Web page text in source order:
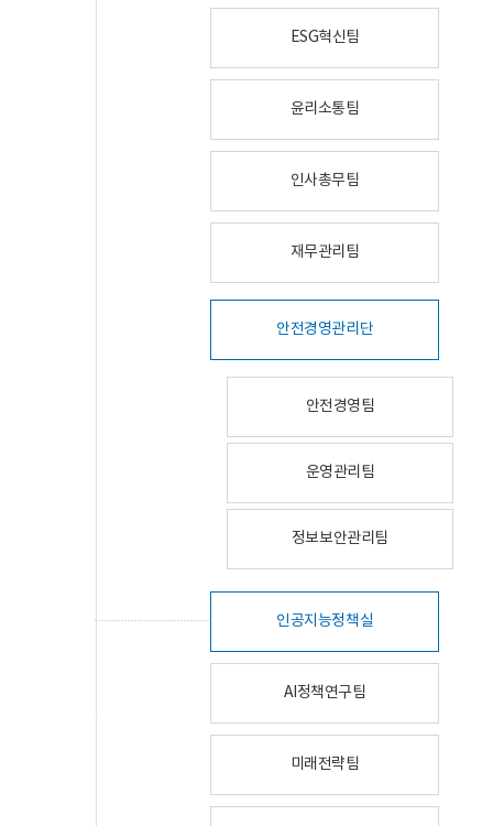
ESG혁신팀
윤리소통팀
인사총무팀
재무관리팀
안전경영관리단
안전경영팀
운영관리팀
정보보안관리팀
인공지능정책실
AI정책연구팀
미래전략팀